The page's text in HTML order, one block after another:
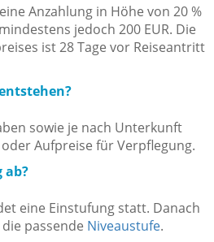
Anzahlung in Höhe von 20 %
jedoch 200 EUR. Die
ist 28 Tage vor Reiseantritt
sowie je nach Unterkunft
Aufpreise für Verpflegung.
ab?
eine Einstufung statt. Danach
passende Niveaustufe.